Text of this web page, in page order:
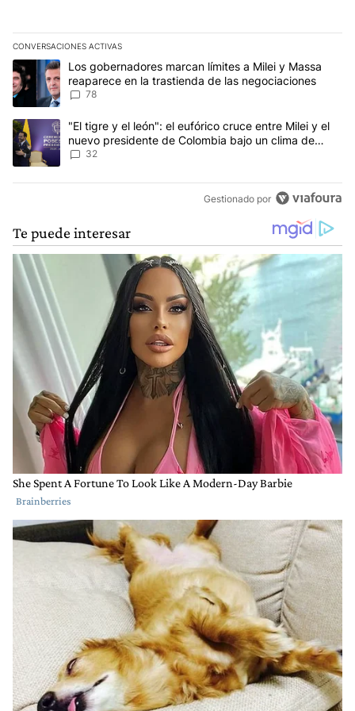
CONVERSACIONES ACTIVAS
Este listado muestra los artículos con más comentarios en los
Un artículo de tendencia con el título "Los gobernadores marcan
Los gobernadores marcan límites a Milei y Massa
reaparece en la trastienda de las negociaciones
78
Un artículo de tendencia con el título ""El tigre y el león": el
"El tigre y el león": el eufórico cruce entre Milei y el
nuevo presidente de Colombia bajo un clima de
máxima tensión
32
Gestionado por